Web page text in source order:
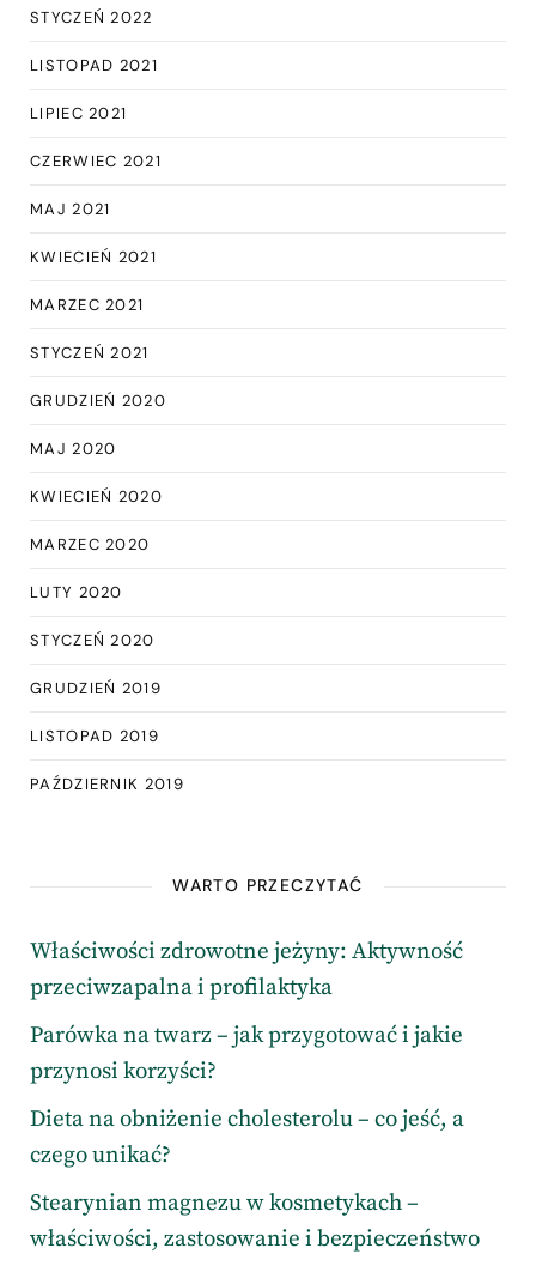
STYCZEŃ 2022
LISTOPAD 2021
LIPIEC 2021
CZERWIEC 2021
MAJ 2021
KWIECIEŃ 2021
MARZEC 2021
STYCZEŃ 2021
GRUDZIEŃ 2020
MAJ 2020
KWIECIEŃ 2020
MARZEC 2020
LUTY 2020
STYCZEŃ 2020
GRUDZIEŃ 2019
LISTOPAD 2019
PAŹDZIERNIK 2019
WARTO PRZECZYTAĆ
Właściwości zdrowotne jeżyny: Aktywność
przeciwzapalna i profilaktyka
Parówka na twarz – jak przygotować i jakie
przynosi korzyści?
Dieta na obniżenie cholesterolu – co jeść, a
czego unikać?
Stearynian magnezu w kosmetykach –
właściwości, zastosowanie i bezpieczeństwo